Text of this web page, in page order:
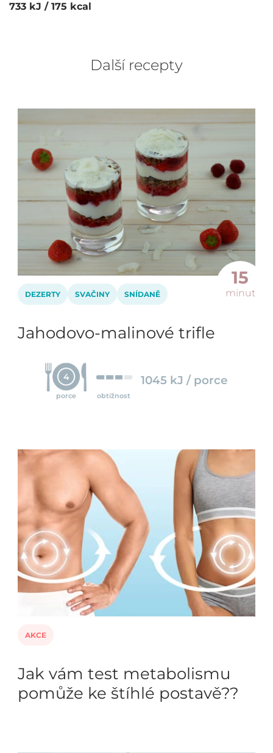
733 kJ / 175 kcal
Další recepty
15
minut
DEZERTY SVAČINY SNÍDANĚ
Jahodovo-malinové trifle
4
porce obtížnost
1045 kJ / porce
AKCE
Jak vám test metabolismu
pomůže ke štíhlé postavě??